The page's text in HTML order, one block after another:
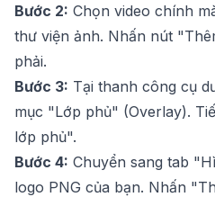
Bước 2: Chọn video chính
thư viện ảnh. Nhấn nút
phải.
Bước 3: Tại thanh công cụ
mục "Lớp phủ" (Overlay).
lớp phủ".
Bước 4: Chuyển sang tab
logo PNG của bạn. Nhấn